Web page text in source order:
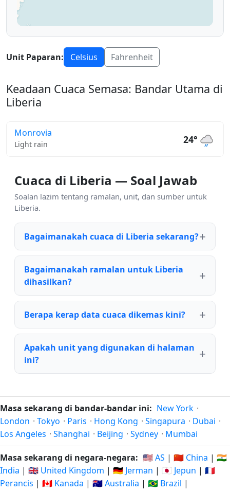
Unit Paparan: Celsius Fahrenheit
Keadaan Cuaca Semasa: Bandar Utama di
Liberia
Monrovia
Light rain 24°
Cuaca di Liberia — Soal Jawab
Soalan lazim tentang ramalan, unit, dan sumber untuk
Liberia.
Bagaimanakah cuaca di Liberia sekarang?
Bagaimanakah ramalan untuk Liberia
dihasilkan?
Berapa kerap data cuaca dikemas kini?
Apakah unit yang digunakan di halaman
ini?
Masa sekarang di bandar-bandar ini: New York ·
London · Tokyo · Paris · Hong Kong · Singapura · Dubai ·
Los Angeles · Shanghai · Beijing · Sydney · Mumbai
Masa sekarang di negara-negara: 🇺🇸 AS | 🇨🇳 China | 🇮🇳
India | 🇬🇧 United Kingdom | 🇩🇪 Jerman | 🇯🇵 Jepun | 🇫🇷
Perancis | 🇨🇦 Kanada | 🇦🇺 Australia | 🇧🇷 Brazil |